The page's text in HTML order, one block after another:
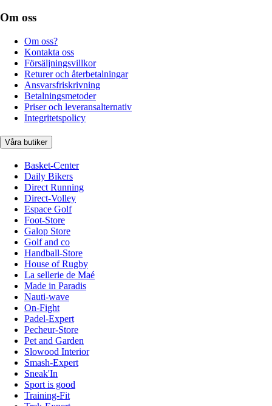
Om oss
Om oss?
Kontakta oss
Försäljningsvillkor
Returer och återbetalningar
Ansvarsfriskrivning
Betalningsmetoder
Priser och leveransalternativ
Integritetspolicy
Våra butiker
Basket-Center
Daily Bikers
Direct Running
Direct-Volley
Espace Golf
Foot-Store
Galop Store
Golf and co
Handball-Store
House of Rugby
La sellerie de Maé
Made in Paradis
Nauti-wave
On-Fight
Padel-Expert
Pecheur-Store
Pet and Garden
Slowood Interior
Smash-Expert
Sneak'In
Sport is good
Training-Fit